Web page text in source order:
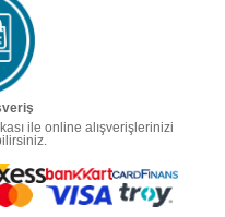
ile online alışverişlerinizi